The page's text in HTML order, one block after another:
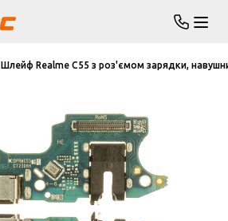
Шлейф Realme C55 з роз'ємом зарядки,